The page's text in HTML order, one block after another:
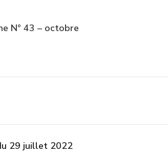
N° 43 – octobre
29 juillet 2022